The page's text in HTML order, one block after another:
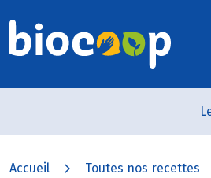
Accueil Toutes nos recettes